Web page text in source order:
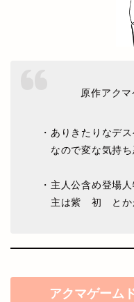
原作アク
・ありきたりなデ
なので変な気持ち
・主人公含め登場
主は紫 初 とか
アクマゲーム